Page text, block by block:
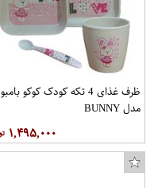
ظرف غذای 4 تکه کودک کوکو بامبو
مدل BUNNY
۱,۴۹۵,۰۰۰